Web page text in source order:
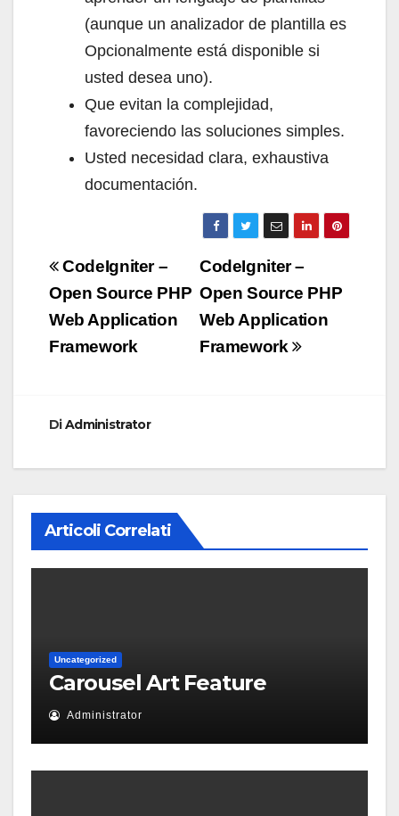
(aunque un analizador de plantilla es
Opcionalmente está disponible si
usted desea uno).
Que evitan la complejidad,
favoreciendo las soluciones simples.
Usted necesidad clara, exhaustiva
documentación.
Navigazione
articoli
CodeIgniter –
Open Source PHP
Web Application
Framework
CodeIgniter –
Open Source PHP
Web Application
Framework
DiAdministrator
Articoli Correlati
Uncategorized
Carousel Art Feature
Administrator